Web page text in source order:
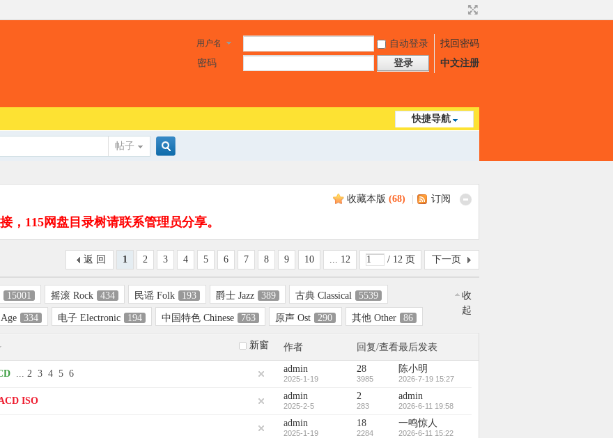
用户名 自动登录
找回密码
密码
登录 中文注册
快捷导航
帖子
索
收藏本版 (68) 订阅
，115网盘目录树请联系管理员分享。
1 2 3 4 5 6 7 8 9 10 ... 12 / 12 页 下一页
返 回
收
起
15001 摇滚 Rock 434 民谣 Folk 193 爵士 Jazz 389 古典 Classical 5539
334 电子 Electronic 194 中国特色 Chinese 763 原声 Ost 290 其他 Other 86
新窗 作者 回复/查看最后发表
... 2 3 4 5 6 admin
2025-1-19
28
3985
陈小明
2026-7-19 15:27
ISO admin
2025-2-5
2
283
admin
2026-6-11 19:58
admin
2025-1-19
18
2284
一鸣惊人
2026-6-11 15:22